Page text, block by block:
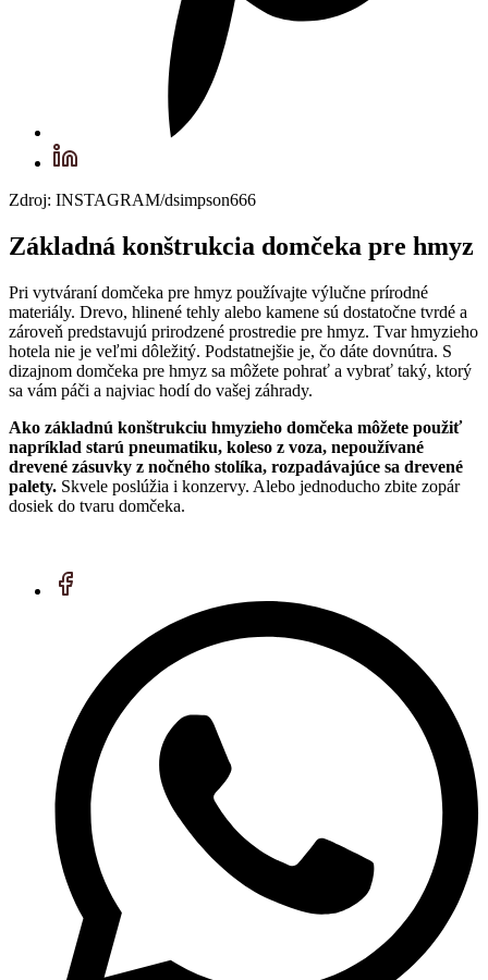
Zdroj: INSTAGRAM/dsimpson666
Základná konštrukcia domčeka pre hmyz
Pri vytváraní domčeka pre hmyz používajte výlučne prírodné
materiály. Drevo, hlinené tehly alebo kamene sú dostatočne tvrdé a
zároveň predstavujú prirodzené prostredie pre hmyz. Tvar hmyzieho
hotela nie je veľmi dôležitý. Podstatnejšie je, čo dáte dovnútra. S
dizajnom domčeka pre hmyz sa môžete pohrať a vybrať taký, ktorý
sa vám páči a najviac hodí do vašej záhrady.
Ako základnú konštrukciu hmyzieho domčeka môžete použiť
napríklad starú pneumatiku, koleso z voza, nepoužívané
drevené zásuvky z nočného stolíka, rozpadávajúce sa drevené
palety. Skvele poslúžia i konzervy. Alebo jednoducho zbite zopár
dosiek do tvaru domčeka.